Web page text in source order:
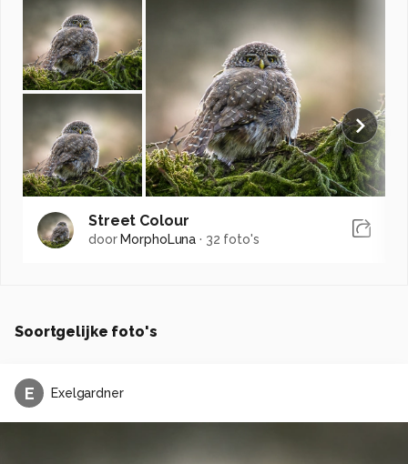
Street Colour
door MorphoLuna · 32 foto's
Soortgelijke foto's
E Exelgardner